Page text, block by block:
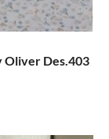
Oliver Des.403